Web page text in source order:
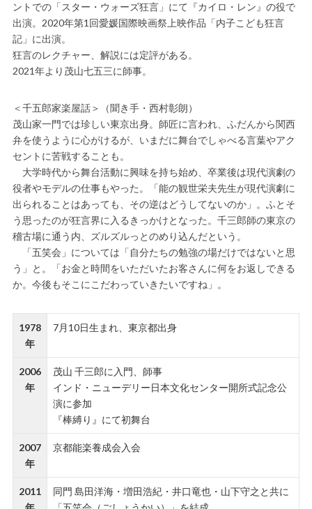
ントでの「スター・ウォーズ狂言」にて『カイロ・レン』の役で
出演。2020年第1回愛媛国際映画祭上映作品「内子こども狂言
記」に出演。
狂言のレクチャー、解説には定評がある。
2021年より茂山七五三に師事。
＜千五郎家楽屋話＞（聞き手・西村彰朗）
茂山家一門では珍しい東京出身。師匠に言われ、ふだんから関西
弁を使うように心がけるが、いまだに舞台でしゃべる言葉やアク
セントに苦戦することも。
大学時代から舞台活動に興味を持ち始め、卒業後は現代演劇の
役者やモデルの仕事もやった。「能の観世栄夫先生が現代演劇に
出られることはあっても、その逆はどうしてないのか」。ふとそ
う思ったのが狂言界に入るきっかけとなった。千三郎師の東京の
稽古場に通う内、ズルズルっとのめり込んだという。
「五笑会」については「自分たちの勉強の場だけではないと思
う」と。「お金と時間をいただいたお客さんに何をお返しできる
か。今後もそこにこだわっていきたいですね」。
1978
年
7月10日生まれ、東京都出身
2006
年
茂山 千三郎に入門、師事
インド・ニューデリー日本文化センター開所式記念公
演に参加
『棒縛り』にて初舞台
2007
年
京都能楽養成会入会
2011
同門 島田洋海・増田浩紀・井口竜也・山下守之と共に